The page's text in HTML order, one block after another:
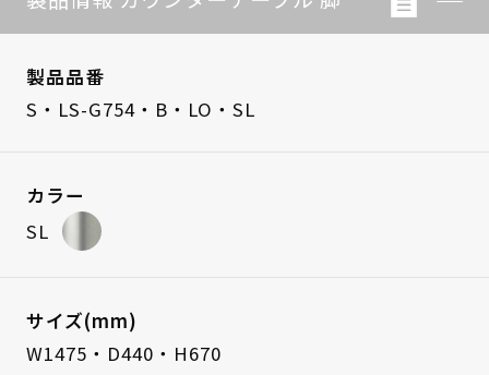
製品品番
S・LS-G754・B・LO・SL
カラー
SL
サイズ(mm)
W1475・D440・H670